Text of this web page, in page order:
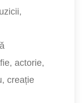
actorie,
creație